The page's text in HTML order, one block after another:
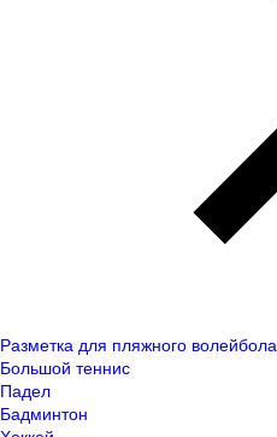
Разметка для пляжного волейбола
Большой теннис
Падел
Бадминтон